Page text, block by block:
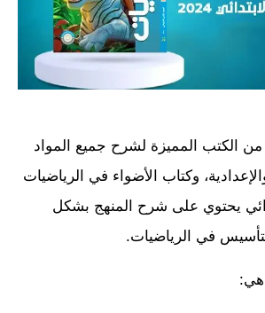
من الكتب المميزة لشرح جميع المواد
وكتاب الأضواء في الرياضيات
يحتوي على شرح المنهج بشكل
في الرياضيات.
هي: